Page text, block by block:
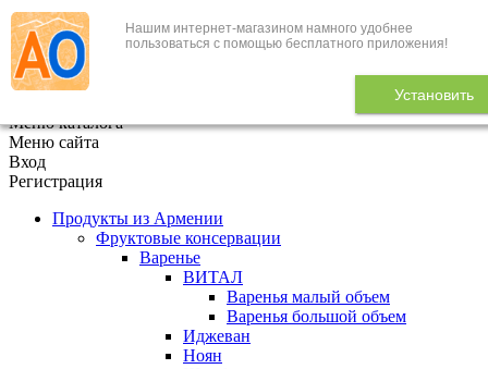
Нашим интернет-магазином намного удобнее
пользоваться с помощью бесплатного приложения!
Установить
+7 (495) 646-888-1
В корзине 0
Меню каталога
Меню сайта
Вход
Регистрация
Продукты из Армении
Фруктовые консервации
Варенье
ВИТАЛ
Варенья малый объем
Варенья большой объем
Иджеван
Ноян